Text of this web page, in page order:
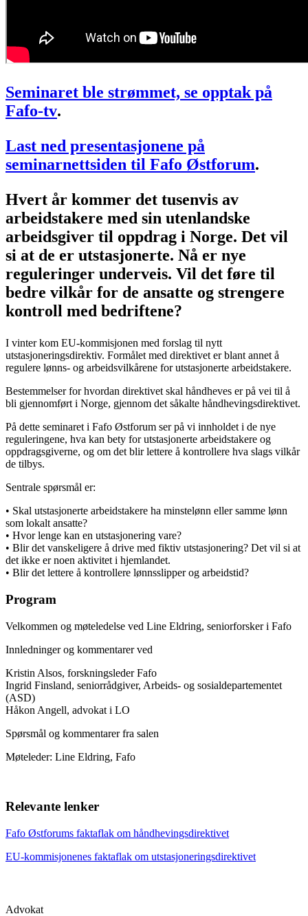
Seminaret ble strømmet, se opptak på
Fafo-tv.
Last ned presentasjonene på
seminarnettsiden til Fafo Østforum.
Hvert år kommer det tusenvis av
arbeidstakere med sin utenlandske
arbeidsgiver til oppdrag i Norge. Det vil
si at de er utstasjonerte. Nå er nye
reguleringer underveis. Vil det føre til
bedre vilkår for de ansatte og strengere
kontroll med bedriftene?
I vinter kom EU-kommisjonen med forslag til nytt
utstasjoneringsdirektiv. Formålet med direktivet er blant annet å
regulere lønns- og arbeidsvilkårene for utstasjonerte arbeidstakere.
Bestemmelser for hvordan direktivet skal håndheves er på vei til å
bli gjennomført i Norge, gjennom det såkalte håndhevingsdirektivet.
På dette seminaret i Fafo Østforum ser på vi innholdet i de nye
reguleringene, hva kan bety for utstasjonerte arbeidstakere og
oppdragsgiverne, og om det blir lettere å kontrollere hva slags vilkår
de tilbys.
Sentrale spørsmål er:
• Skal utstasjonerte arbeidstakere ha minstelønn eller samme lønn
som lokalt ansatte?
• Hvor lenge kan en utstasjonering vare?
• Blir det vanskeligere å drive med fiktiv utstasjonering? Det vil si at
det ikke er noen aktivitet i hjemlandet.
• Blir det lettere å kontrollere lønnsslipper og arbeidstid?
Program
Velkommen og møteledelse ved Line Eldring, seniorforsker i Fafo
Innledninger og kommentarer ved
Kristin Alsos, forskningsleder Fafo
Ingrid Finsland, seniorrådgiver, Arbeids- og sosialdepartementet
(ASD)
Håkon Angell, advokat i LO
Spørsmål og kommentarer fra salen
Møteleder: Line Eldring, Fafo
Relevante lenker
Fafo Østforums faktaflak om håndhevingsdirektivet
EU-kommisjonenes faktaflak om utstasjoneringsdirektivet
Advokat